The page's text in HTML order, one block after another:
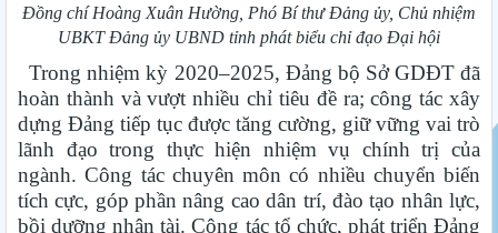
Đồng chí Hoàng Xuân Hường, Phó Bí thư Đảng ủy, Chủ nhiệm
UBKT Đảng ủy UBND tỉnh phát biểu chỉ đạo Đại hội
Trong nhiệm kỳ 2020–2025, Đảng bộ Sở GDĐT đã
hoàn thành và vượt nhiều chỉ tiêu đề ra; công tác xây
dựng Đảng tiếp tục được tăng cường, giữ vững vai trò
lãnh đạo trong thực hiện nhiệm vụ chính trị của
ngành. Công tác chuyên môn có nhiều chuyển biến
tích cực, góp phần nâng cao dân trí, đào tạo nhân lực,
bồi dưỡng nhân tài. Công tác tổ chức, phát triển Đảng